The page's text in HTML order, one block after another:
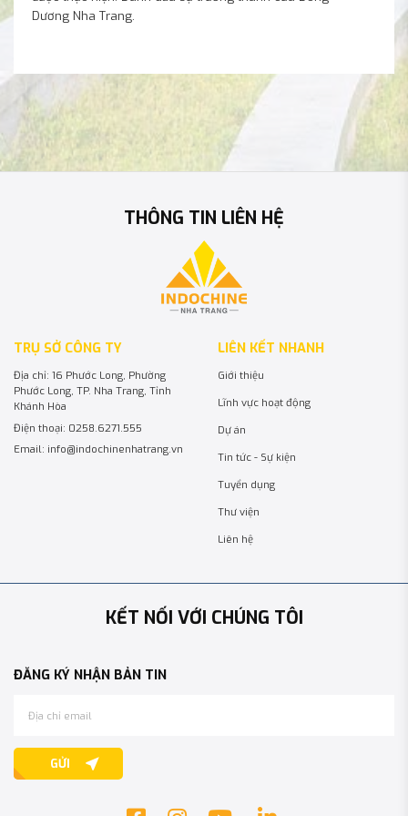
Dương Nha Trang.
cả những cơn sóng ấy.
mai sau.
THÔNG TIN LIÊN HỆ
TRỤ SỞ CÔNG TY
Địa chỉ: 16 Phước Long, Phường
Phước Long, TP. Nha Trang, Tỉnh
Khánh Hòa
Điện thoại: 0258.6271.555
Email: info@indochinenhatrang.vn
LIÊN KẾT NHANH
Giới thiệu
Lĩnh vực hoạt động
Dự án
Tin tức - Sự kiện
Tuyển dụng
Thư viện
Liên hệ
KẾT NỐI VỚI CHÚNG TÔI
ĐĂNG KÝ NHẬN BẢN TIN
GỬI